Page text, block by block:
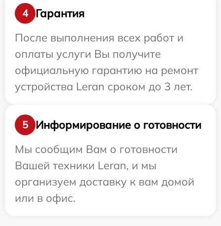
4
Гарантия
После выполнения всех работ и
оплаты услуги Вы получите
официальную гарантию на ремонт
устройства Leran сроком до 3 лет.
5
Информирование о готовности
Мы сообщим Вам о готовности
Вашей техники Leran, и мы
организуем доставку к вам домой
или в офис.